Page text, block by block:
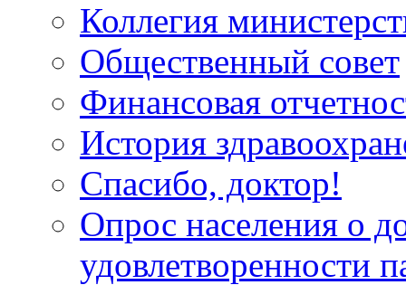
Коллегия
Общественный совет
Финансовая
История
Спасибо, доктор!
Опрос населения о
удовлетворенности